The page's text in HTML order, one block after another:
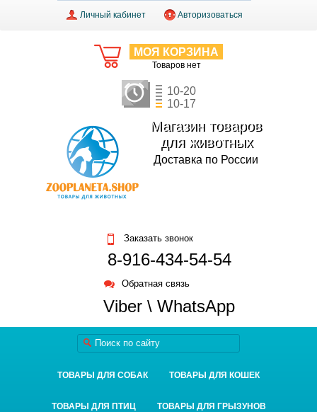
Личный кабинет Авторизоваться
МОЯ КОРЗИНА
Товаров нет
10-20
10-17
Магазин товаров
для животных
Доставка по России
Заказать звонок
8-916-434-54-54
Обратная связь
Viber \ WhatsApp
ТОВАРЫ ДЛЯ СОБАК ТОВАРЫ ДЛЯ КОШЕК
ТОВАРЫ ДЛЯ ПТИЦ ТОВАРЫ ДЛЯ ГРЫЗУНОВ